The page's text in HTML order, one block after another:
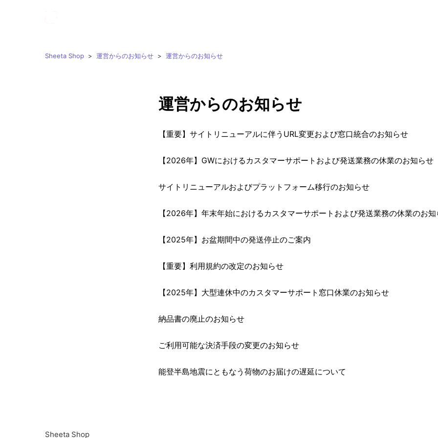
Sheeta Shop 運営からのお知らせ 運営からのお知らせ
運営からのお知らせ
【重要】サイトリニューアルに伴うURL変更および窓口統合のお知らせ
【2026年】GWにおけるカスタマーサポートおよび発送業務の休業のお知らせ
サイトリニューアルおよびプラットフォーム移行のお知らせ
【2026年】年末年始におけるカスタマーサポートおよび発送業務の休業のお
【2025年】お盆期間中の発送停止のご案内
【重要】利用規約の改定のお知らせ
【2025年】大型連休中のカスタマーサポート窓口休業のお知らせ
納品書の廃止のお知らせ
ご利用可能な決済手段の変更のお知らせ
能登半島地震にともなう荷物のお届けの遅延について
Sheeta Shop